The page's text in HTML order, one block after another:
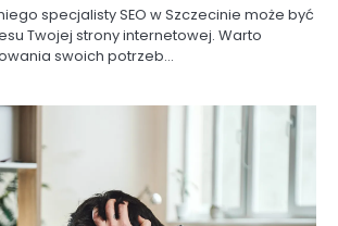
specjalisty SEO w Szczecinie może być
Twojej strony internetowej. Warto
swoich potrzeb…